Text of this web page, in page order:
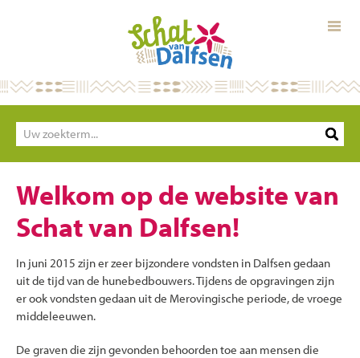
NIEUWS
PROJECTEN
Welkom op de website van
Schat van Dalfsen!
In juni 2015 zijn er zeer bijzondere vondsten in Dalfsen gedaan
uit de tijd van de hunebedbouwers. Tijdens de opgravingen zijn
er ook vondsten gedaan uit de Merovingische periode, de vroege
middeleeuwen.
De graven die zijn gevonden behoorden toe aan mensen die